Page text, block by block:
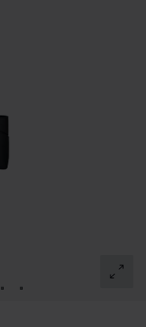
1SLIDE 2
ALLA SLIDE 3
VAI ALLA SLIDE 4
VAI ALLA SLIDE 5